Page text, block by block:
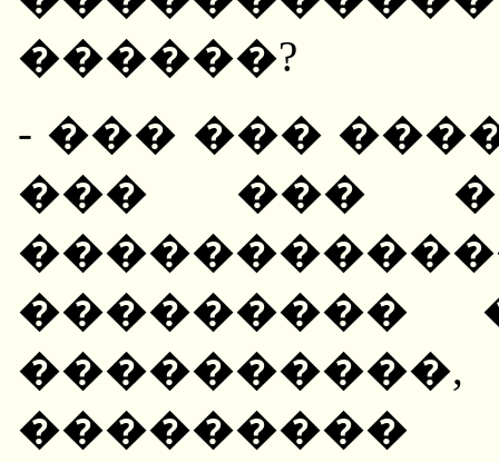
������?
- ��� ���
��� ���
���������
���������